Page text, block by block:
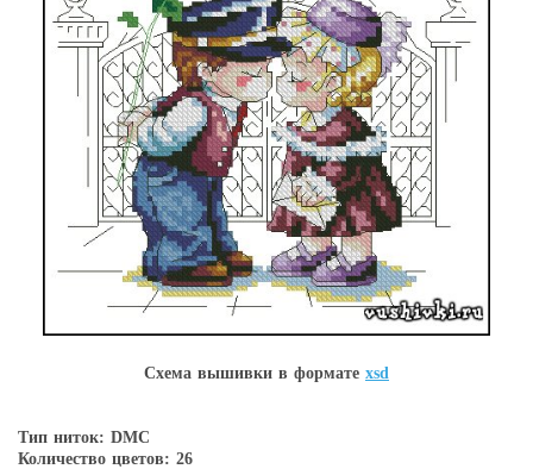
Схема вышивки в форматe xsd
Тип ниток: DMC
Количество цветов: 26